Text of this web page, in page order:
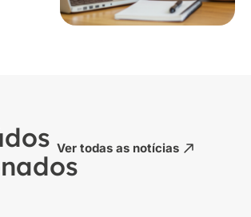
Ver todas as notícias